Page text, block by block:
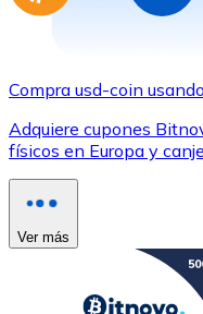
Compra usd-coin
Adquiere cupones
físicos en Europa y
Ver más